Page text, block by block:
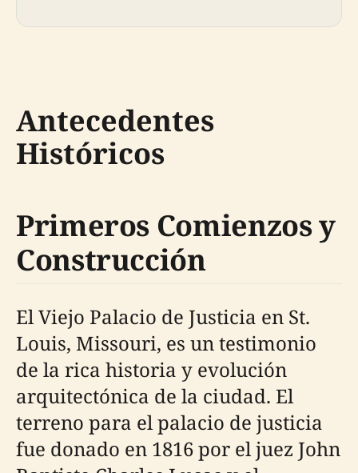
Antecedentes
Históricos
Primeros Comienzos y
Construcción
El Viejo Palacio de Justicia en St.
Louis, Missouri, es un testimonio
de la rica historia y evolución
arquitectónica de la ciudad. El
terreno para el palacio de justicia
fue donado en 1816 por el juez John